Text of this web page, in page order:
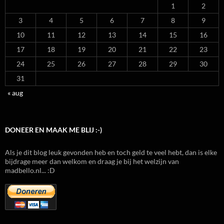
1
2
3
4 5 6 7 8
9
10
11 12 13 14 15
16
17
18 19 20 21 22
23
24
25 26 27 28 29
30
31
« aug
DONEER EN MAAK ME BLIJ :-)
Als je dit blog leuk gevonden heb en toch geld te veel hebt, dan is elke
bijdrage meer dan welkom en draag je bij het welzijn van
madbello.nl... :D